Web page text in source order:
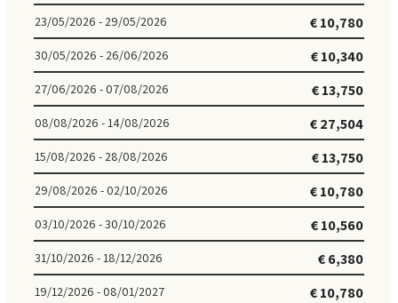
23/05/2026 - 29/05/2026 € 10,780
30/05/2026 - 26/06/2026 € 10,340
27/06/2026 - 07/08/2026 € 13,750
08/08/2026 - 14/08/2026 € 27,504
15/08/2026 - 28/08/2026 € 13,750
29/08/2026 - 02/10/2026 € 10,780
03/10/2026 - 30/10/2026 € 10,560
31/10/2026 - 18/12/2026 € 6,380
19/12/2026 - 08/01/2027 € 10,780